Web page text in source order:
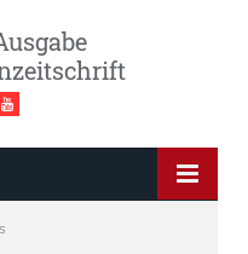
Youtube